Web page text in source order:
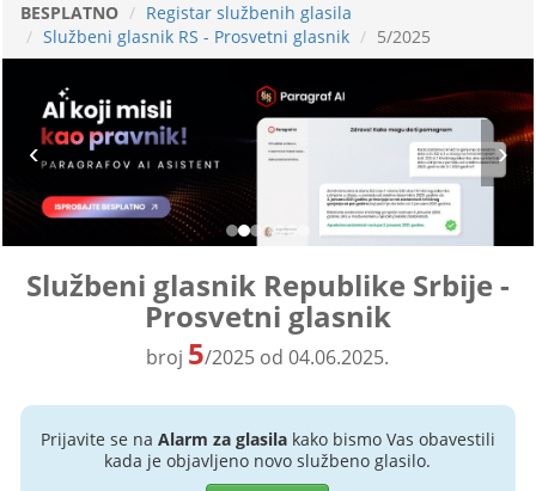
BESPLATNO
Registar službenih glasila
Službeni glasnik RS - Prosvetni glasnik
5/2025
Službeni glasnik Republike Srbije -
Prosvetni glasnik
broj 5/2025 od 04.06.2025.
Prijavite se na Alarm za glasilakako bismo Vas obavestili
kada je objavljeno novo službeno glasilo.